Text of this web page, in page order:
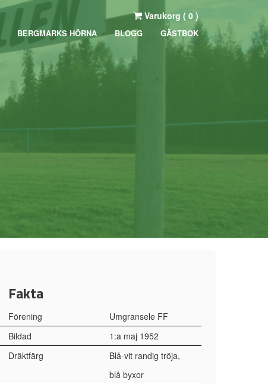
BERGMARKS HÖRNA BLOGG GÄSTBOK
Varukorg ( 0 )
Fakta
Förening
Umgransele FF
Bildad
1:a maj 1952
Dräktfärg
Blå-vit randig tröja,
blå byxor